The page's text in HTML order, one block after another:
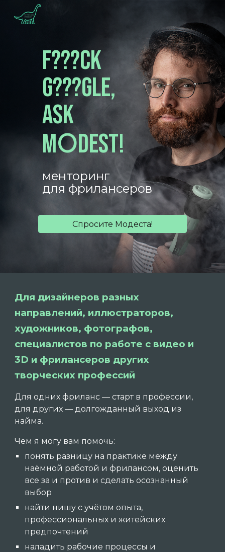
Skip to main content
F???CK
G???GLE,
ASK
MODEST!
менторинг
для фрилансеров
Спросите Модеста!
Для дизайнеров разных
направлений, иллюстраторов,
художников, фотографов,
специалистов по работе с видео и
3D и фрилансеров других
творческих профессий
Для одних фриланс — старт в профессии,
для других — долгожданный выход из
найма.
Чем я могу вам помочь:
понять разницу на практике между
наёмной работой и фрилансом,оценить
все за и против и сделать осознанный
выбор
найти нишу с учётом опыта,
профессиональных и житейских
предпочтений
наладить рабочие процессы и